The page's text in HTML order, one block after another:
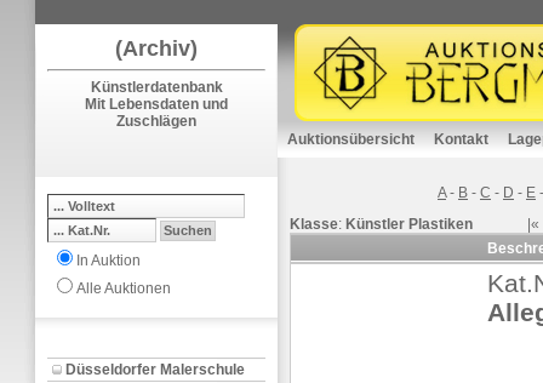
(Archiv)
Künstlerdatenbank
Mit Lebensdaten und
Zuschlägen
In Auktion
Alle Auktionen
Düsseldorfer Malerschule
Auktionsübersicht Kontakt
A- B - C - D - E
Klasse: Künstler Plastiken |«